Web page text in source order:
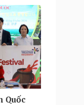
Quốc